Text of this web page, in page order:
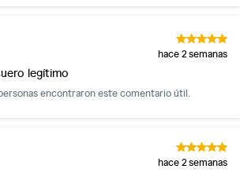
hace 2 semanas
legítimo
encontraron este comentario útil.
hace 2 semanas